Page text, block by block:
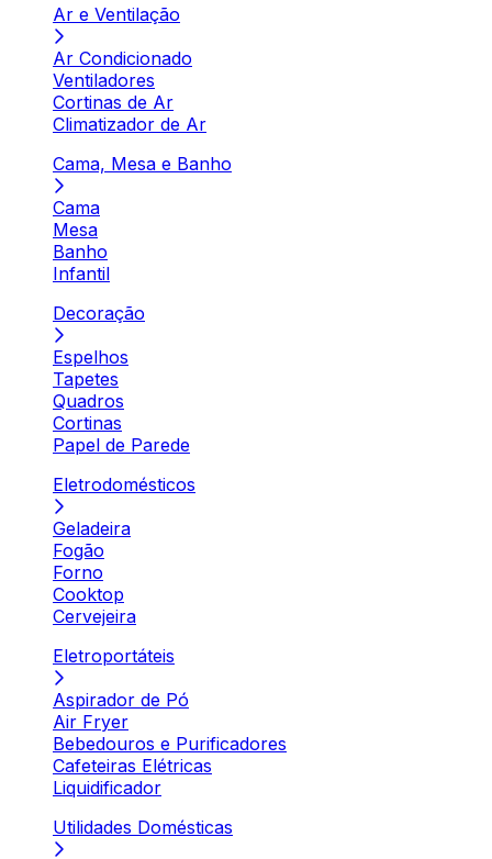
Ar e Ventilação
Ar Condicionado
Ventiladores
Cortinas de Ar
Climatizador de Ar
Cama, Mesa e Banho
Cama
Mesa
Banho
Infantil
Decoração
Espelhos
Tapetes
Quadros
Cortinas
Papel de Parede
Eletrodomésticos
Geladeira
Fogão
Forno
Cooktop
Cervejeira
Eletroportáteis
Aspirador de Pó
Air Fryer
Bebedouros e Purificadores
Cafeteiras Elétricas
Liquidificador
Utilidades Domésticas